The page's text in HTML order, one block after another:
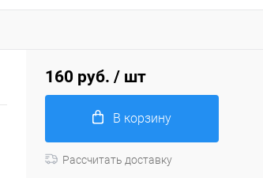
160 руб. / шт
В корзину
Рассчитать доставку